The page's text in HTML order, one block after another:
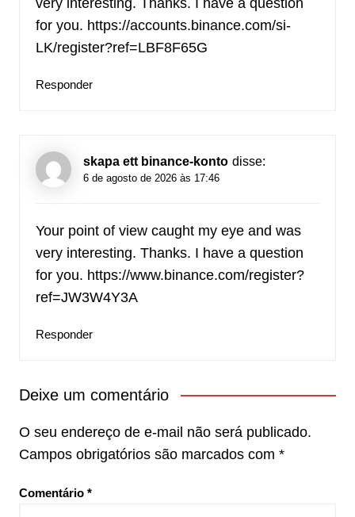
for you. https://accounts.binance.com/si-
LK/register?ref=LBF8F65G
Responder
skapa ett binance-konto disse:
6 de agosto de 2026 às 17:46
Your point of view caught my eye and was
very interesting. Thanks. I have a question
for you. https://www.binance.com/register?
ref=JW3W4Y3A
Responder
Deixe um comentário
O seu endereço de e-mail não será publicado.
Campos obrigatórios são marcados com *
Comentário *